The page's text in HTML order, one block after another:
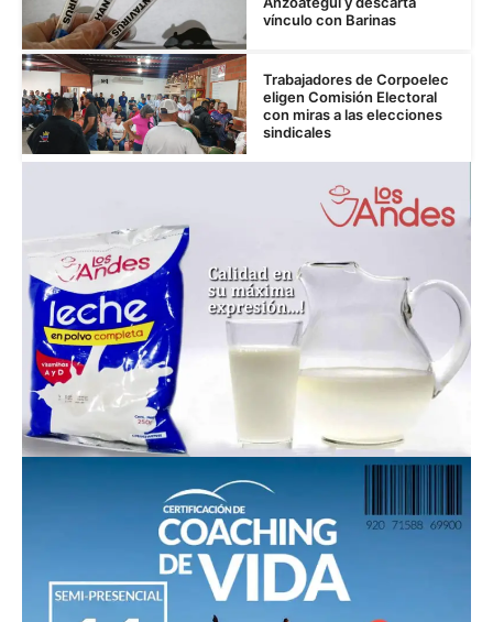
vínculo con Barinas
Trabajadores de Corpoelec
eligen Comisión Electoral
con miras a las elecciones
sindicales